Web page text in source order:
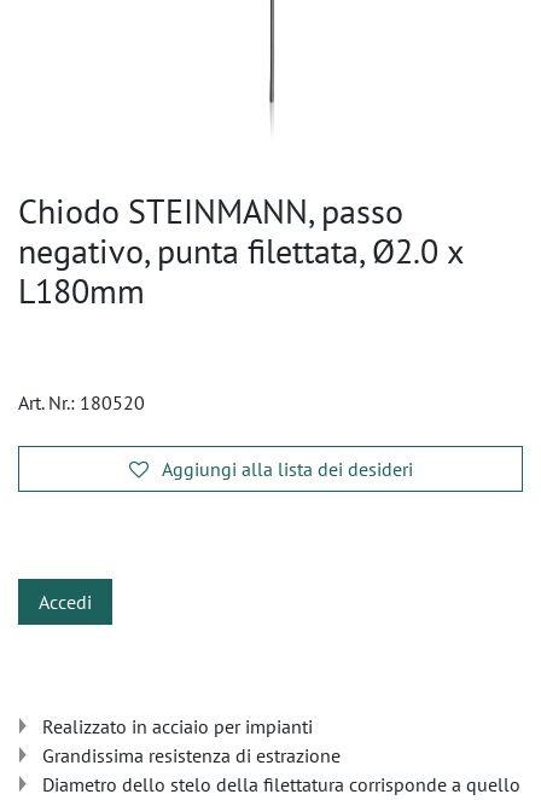
Chiodo STEINMANN, passo
negativo, punta filettata, Ø2.0 x
L180mm
Art. Nr.: 180520
Aggiungi alla lista dei desideri
Accedi
Realizzato in acciaio per impianti
Grandissima resistenza di estrazione
Diametro dello stelo della filettatura corrisponde a quello